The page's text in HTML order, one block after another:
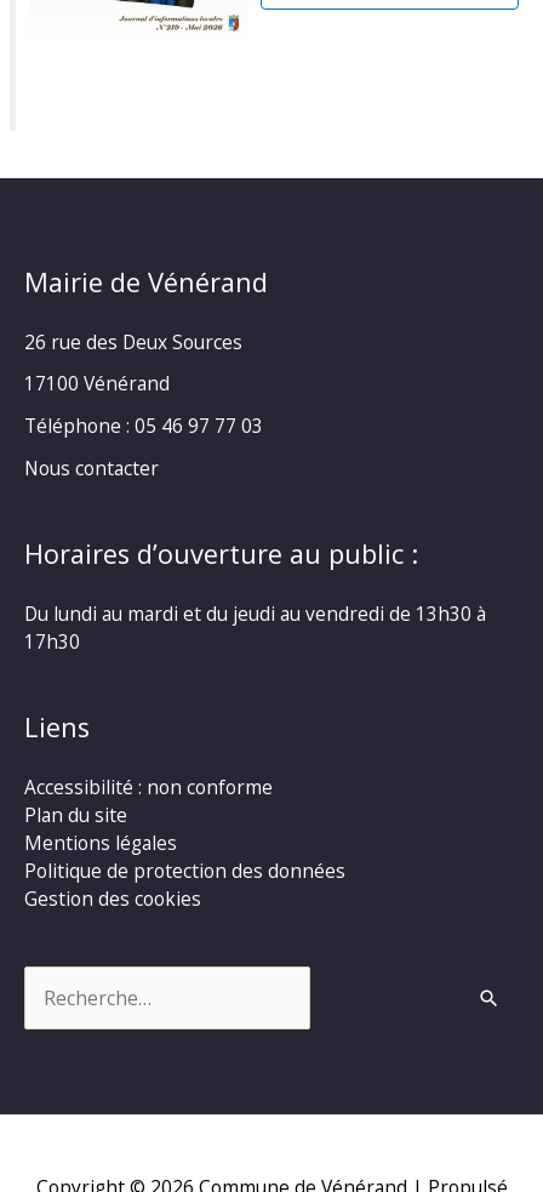
Mairie de Vénérand
26 rue des Deux Sources
17100 Vénérand
Téléphone : 05 46 97 77 03
Nous contacter
Horaires d’ouverture au public :
Du lundi au mardi et du jeudi au vendredi de 13h30 à
17h30
Liens
Accessibilité : non conforme
Plan du site
Mentions légales
Politique de protection des données
Gestion des cookies